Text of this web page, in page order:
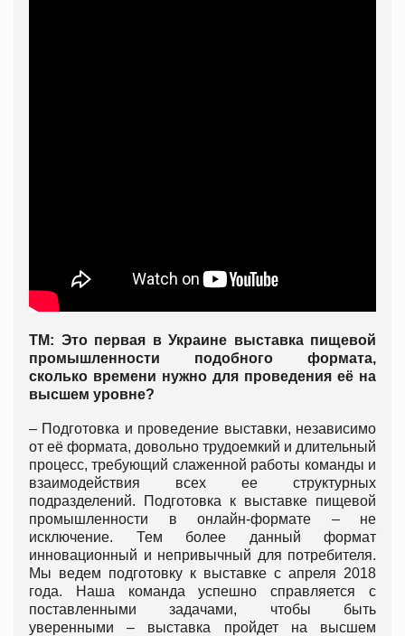
ТМ: Это первая в Украине выставка пищевой
промышленности подобного формата,
сколько времени нужно для проведения её на
высшем уровне?
– Подготовка и проведение выставки, независимо
от её формата, довольно трудоемкий и длительный
процесс, требующий слаженной работы команды и
взаимодействия всех ее структурных
подразделений. Подготовка к выставке пищевой
промышленности в онлайн-формате – не
исключение. Тем более данный формат
инновационный и непривычный для потребителя.
Мы ведем подготовку к выставке с апреля 2018
года. Наша команда успешно справляется с
поставленными задачами, чтобы быть
уверенными – выставка пройдет на высшем